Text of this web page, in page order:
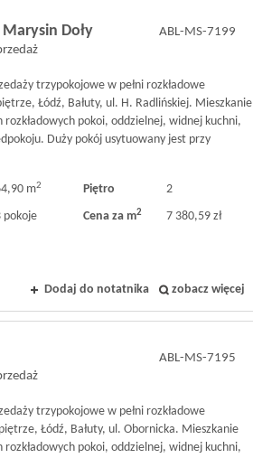
Marysin Doły ABL-MS-7199
trzypokojowe w pełni rozkładowe
Łódź, Bałuty, ul. H. Radlińskiej. Mieszkanie
rozkładowych pokoi, oddzielnej, widnej kuchni,
Duży pokój usytuowany jest przy
m2 Piętro
2
pokoje Cena za m2 7 380,59 zł
Dodaj do notatnika zobacz więcej
ABL-MS-7195
trzypokojowe w pełni rozkładowe
Łódź, Bałuty, ul. Obornicka. Mieszkanie
rozkładowych pokoi, oddzielnej, widnej kuchni,